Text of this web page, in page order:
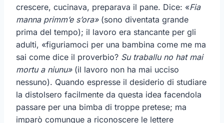
crescere, cucinava, preparava il pane. Dice: «Fia
manna primm’e s’ora» (sono diventata grande
prima del tempo); il lavoro era stancante per gli
adulti, «figuriamoci per una bambina come me ma
sai come dice il proverbio? Su traballu no hat mai
mortu a niunu» (il lavoro non ha mai ucciso
nessuno). Quando espresse il desiderio di studiare
la distolsero facilmente da questa idea facendola
passare per una bimba di troppe pretese; ma
imparò comunque a riconoscere le lettere